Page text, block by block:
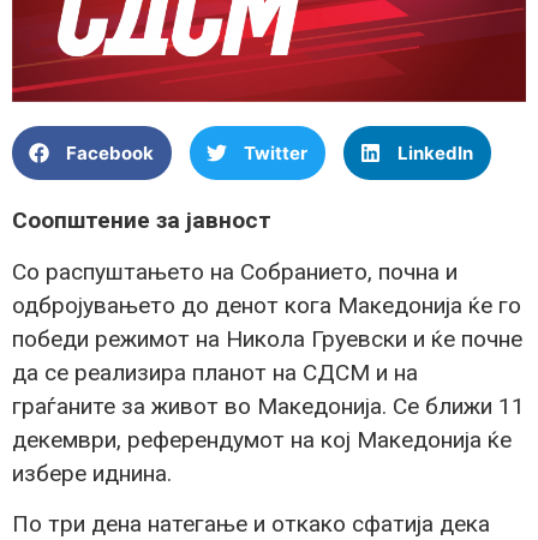
Facebook Twitter LinkedIn
Соопштение за јавност
Со распуштањето на Собранието, почна и
одбројувањето до денот кога Македонија ќе го
победи режимот на Никола Груевски и ќе почне
да се реализира планот на СДСМ и на
граѓаните за живот во Македонија. Се ближи 11
декември, референдумот на кој Македонија ќе
избере иднина.
По три дена натегање и откако сфатија дека